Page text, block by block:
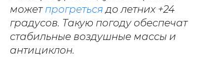
может прогреться до летних +24
градусов. Такую погоду обеспечат
стабильные воздушные массы и
антициклон.